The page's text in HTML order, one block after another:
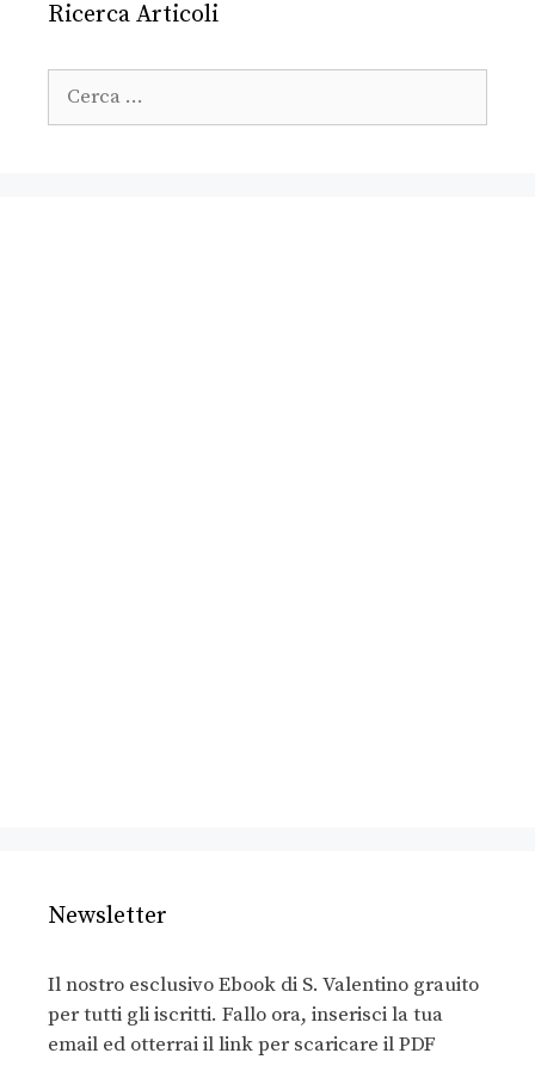
Ricerca Articoli
Newsletter
Il nostro esclusivo Ebook di S. Valentino grauito
per tutti gli iscritti. Fallo ora, inserisci la tua
email ed otterrai il link per scaricare il PDF